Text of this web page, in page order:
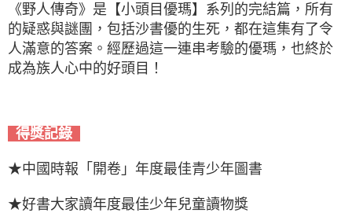
《野人傳奇》是【小頭目優瑪】系列的完結篇，所有
的疑惑與謎團，包括沙書優的生死，都在這集有了令
人滿意的答案。經歷過這一連串考驗的優瑪，也終於
成為族人心中的好頭目！
得獎記錄
★中國時報「開卷」年度最佳青少年圖書
★好書大家讀年度最佳少年兒童讀物獎